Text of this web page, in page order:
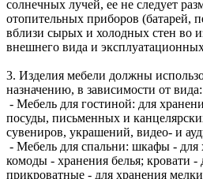
солнечных лучей, ее не следует
отопительных приборов (батарей,
вблизи сырых и холодных стен во
внешнего вида и
3. Изделия мебели должны
назначению, в зависимости от вида:
- Мебель для гостиной: для
посуды, письменных и
сувениров, украшений, видео- и
- Мебель для спальни: шкафы - для
комоды - хранения белья; кровати -
прикроватные - для хранения